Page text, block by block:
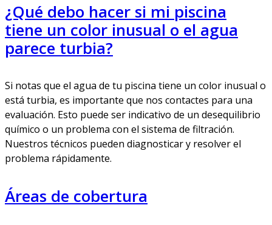
¿Qué debo hacer si mi piscina
tiene un color inusual o el agua
parece turbia?
Si notas que el agua de tu piscina tiene un color inusual o
está turbia, es importante que nos contactes para una
evaluación. Esto puede ser indicativo de un desequilibrio
químico o un problema con el sistema de filtración.
Nuestros técnicos pueden diagnosticar y resolver el
problema rápidamente.
Áreas de cobertura